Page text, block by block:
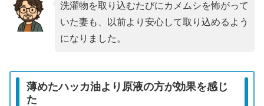
洗濯物を取り込むたびにカメムシを怖がって
いた妻も、以前より安心して取り込めるよう
になりました。
薄めたハッカ油より原液の方が効果を感じ
た